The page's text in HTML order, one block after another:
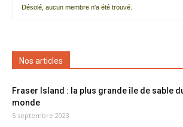
amis
Désolé, aucun membre n'a été trouvé.
Nos articles
Fraser Island : la plus grande île de sable
monde
5 septembre 2023